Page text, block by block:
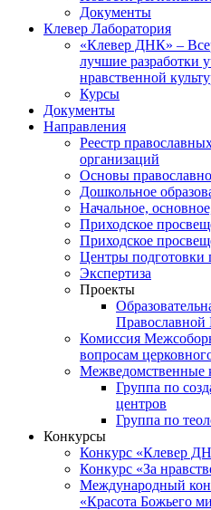
Документы
Клевер Лаборатория
«Клевер ДНК» –
лучшие разработки
нравственной
Курсы
Документы
Направления
Реестр
организаций
Основы
Дошкольное
Начальное,
Приходское
Приходское
Центры подготовки
Экспертиза
Проекты
Православной
Комиссия
вопросам
Межведомственные
Группа по
центров
Группа по
Конкурсы
Конкурс «Клевер
Конкурс «За
Международный
«Красота Божьего